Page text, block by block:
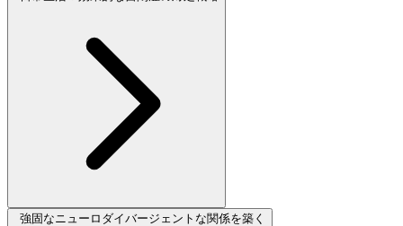
強固なニューロダイバージェントな関係を築く